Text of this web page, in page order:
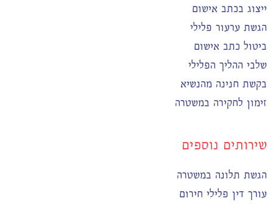
ייצוג בכתב אישום
הגשת ערעור פלילי
ביטול כתב אישום
שלבי ההליך הפלילי
בקשת חנינה מהנשיא
זימון לחקירה במשטרה
שירותים נוספים
הגשת תלונה במשטרה
עורך דין פלילי חירום